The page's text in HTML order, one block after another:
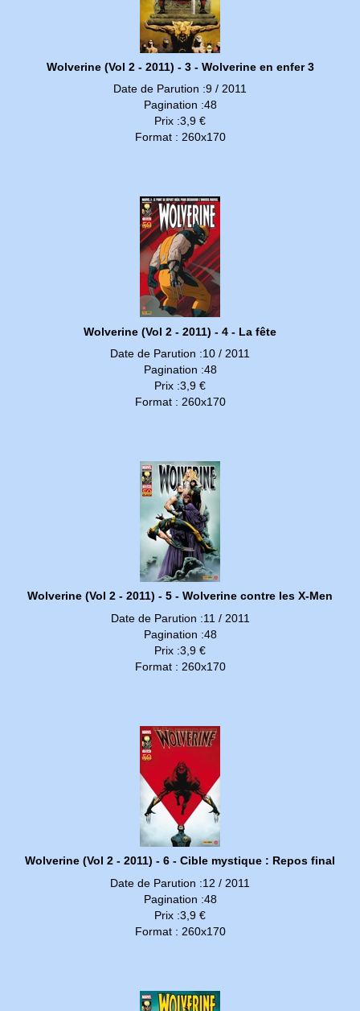
Wolverine (Vol 2 - 2011) - 3 - Wolverine en enfer 3
Date de Parution :9 / 2011
Pagination :48
Prix :3,9 €
Format : 260x170
Wolverine (Vol 2 - 2011) - 4 - La fête
Date de Parution :10 / 2011
Pagination :48
Prix :3,9 €
Format : 260x170
Wolverine (Vol 2 - 2011) - 5 - Wolverine contre les X-Men
Date de Parution :11 / 2011
Pagination :48
Prix :3,9 €
Format : 260x170
Wolverine (Vol 2 - 2011) - 6 - Cible mystique : Repos final
Date de Parution :12 / 2011
Pagination :48
Prix :3,9 €
Format : 260x170